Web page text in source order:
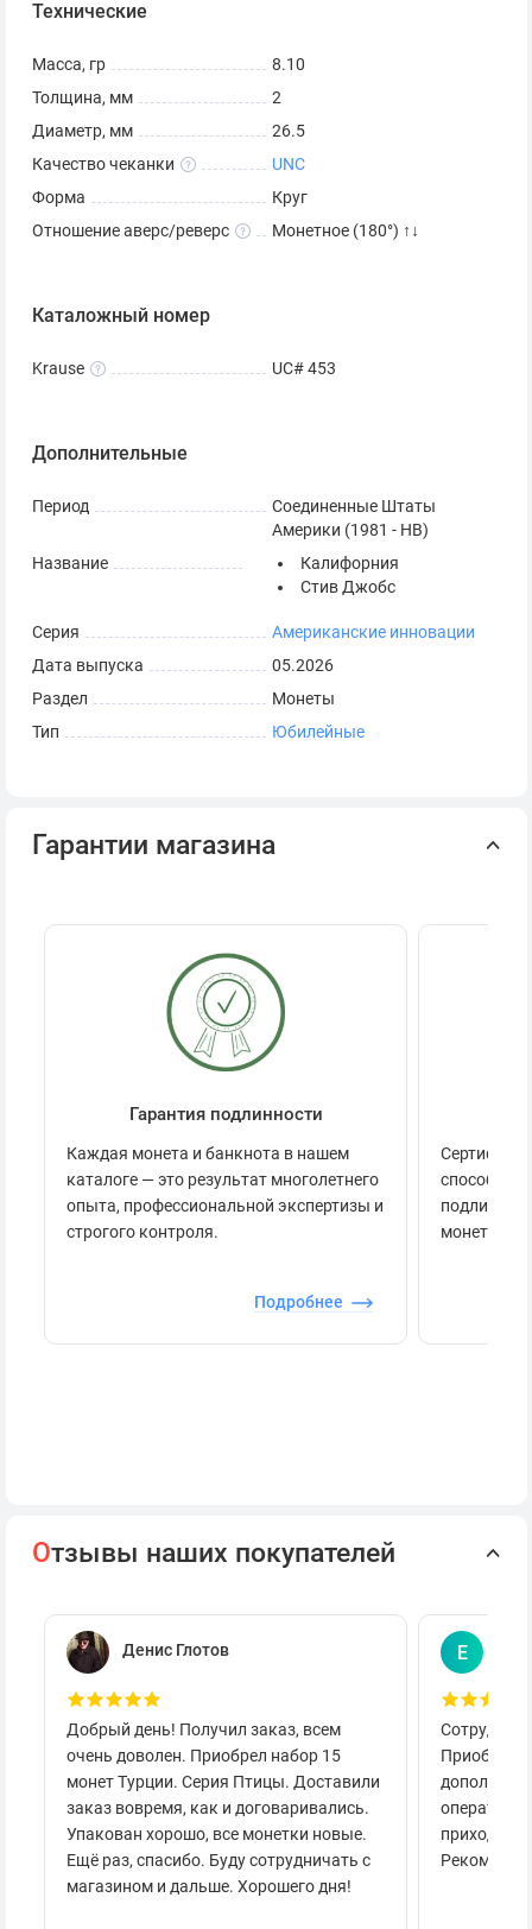
Технические
Масса, гр
8.10
Толщина, мм
2
Диаметр, мм
26.5
Качество чеканки
UNC
Форма
Круг
Отношение аверс/реверс
Монетное (180°) ↑↓
Каталожный номер
Krause UC# 453
Дополнительные
Период
Соединенные Штаты
Америки (1981 - НВ)
Название
Калифорния
Стив Джобс
Серия
Американские инновации
Дата выпуска
05.2026
Раздел
Монеты
Тип
Юбилейные
Гарантии магазина
Гарантия подлинности
Каждая монета и банкнота в нашем
каталоге — это результат многолетнего
опыта, профессиональной экспертизы и
строгого контроля.
Подробнее
способов
монеты.
Отзывы наших покупателей
Денис Глотов
Добрый день! Получил заказ, всем
очень доволен. Приобрел набор 15
монет Турции. Серия Птицы. Доставили
заказ вовремя, как и договаривались.
Упакован хорошо, все монетки новые.
Ещё раз, спасибо. Буду сотрудничать с
магазином и дальше. Хорошего дня!
Е
приходило